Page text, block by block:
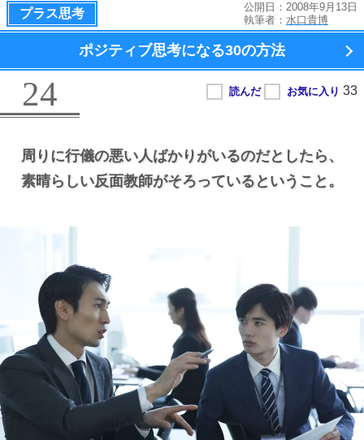
プラス思考
公開日：2008年9月13日
執筆者： 水口貴博
ポジティブ思考になる30の方法
24
周りに行儀の悪い人ばかりがいるのだとしたら、
素晴らしい反面教師がそろっているということ。